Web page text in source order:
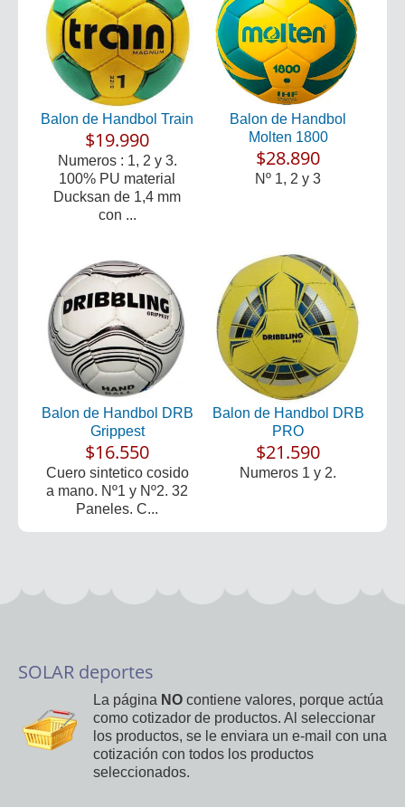
Balon de Handbol Train
$19.990
Numeros : 1, 2 y 3.
100% PU material
Ducksan de 1,4 mm
con ...
Balon de Handbol
Molten 1800
$28.890
Nº 1, 2 y 3
Balon de Handbol DRB
Grippest
$16.550
Cuero sintetico cosido
a mano. Nº1 y Nº2. 32
Paneles. C...
Balon de Handbol DRB
PRO
$21.590
Numeros 1 y 2.
SOLAR deportes
La página NO contiene valores, porque actúa
como cotizador de productos. Al seleccionar
los productos, se le enviara un e-mail con una
cotización con todos los productos
seleccionados.